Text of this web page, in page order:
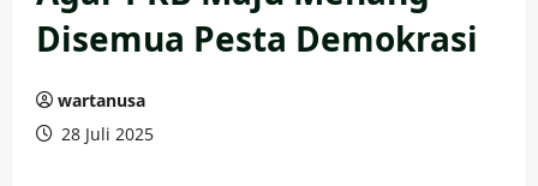
Disemua Pesta Demokrasi
wartanusa
28 Juli 2025